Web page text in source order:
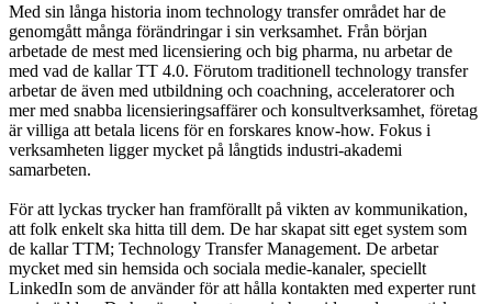
Med sin långa historia inom technology transfer området har de
genomgått många förändringar i sin verksamhet. Från början
arbetade de mest med licensiering och big pharma, nu arbetar de
med vad de kallar TT 4.0. Förutom traditionell technology transfer
arbetar de även med utbildning och coachning, acceleratorer och
mer med snabba licensieringsaffärer och konsultverksamhet, företag
är villiga att betala licens för en forskares know-how. Fokus i
verksamheten ligger mycket på långtids industri-akademi
samarbeten.
För att lyckas trycker han framförallt på vikten av kommunikation,
att folk enkelt ska hitta till dem. De har skapat sitt eget system som
de kallar TTM; Technology Transfer Management. De arbetar
mycket med sin hemsida och sociala medie-kanaler, speciellt
LinkedIn som de använder för att hålla kontakten med experter runt